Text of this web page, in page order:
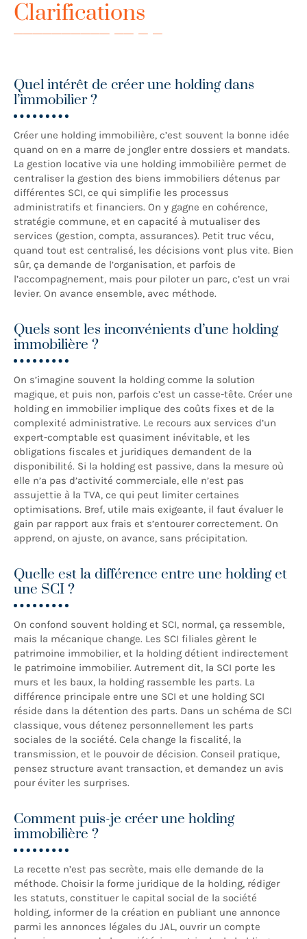
Clarifications
Quel intérêt de créer une holding dans
l’immobilier ?
Créer une holding immobilière, c’est souvent la bonne idée
quand on en a marre de jongler entre dossiers et mandats.
La gestion locative via une holding immobilière permet de
centraliser la gestion des biens immobiliers détenus par
différentes SCI, ce qui simplifie les processus
administratifs et financiers. On y gagne en cohérence,
stratégie commune, et en capacité à mutualiser des
services (gestion, compta, assurances). Petit truc vécu,
quand tout est centralisé, les décisions vont plus vite. Bien
sûr, ça demande de l’organisation, et parfois de
l’accompagnement, mais pour piloter un parc, c’est un vrai
levier. On avance ensemble, avec méthode.
Quels sont les inconvénients d’une holding
immobilière ?
On s’imagine souvent la holding comme la solution
magique, et puis non, parfois c’est un casse-tête. Créer une
holding en immobilier implique des coûts fixes et de la
complexité administrative. Le recours aux services d’un
expert-comptable est quasiment inévitable, et les
obligations fiscales et juridiques demandent de la
disponibilité. Si la holding est passive, dans la mesure où
elle n’a pas d’activité commerciale, elle n’est pas
assujettie à la TVA, ce qui peut limiter certaines
optimisations. Bref, utile mais exigeante, il faut évaluer le
gain par rapport aux frais et s’entourer correctement. On
apprend, on ajuste, on avance, sans précipitation.
Quelle est la différence entre une holding et
une SCI ?
On confond souvent holding et SCI, normal, ça ressemble,
mais la mécanique change. Les SCI filiales gèrent le
patrimoine immobilier, et la holding détient indirectement
le patrimoine immobilier. Autrement dit, la SCI porte les
murs et les baux, la holding rassemble les parts. La
différence principale entre une SCI et une holding SCI
réside dans la détention des parts. Dans un schéma de SCI
classique, vous détenez personnellement les parts
sociales de la société. Cela change la fiscalité, la
transmission, et le pouvoir de décision. Conseil pratique,
pensez structure avant transaction, et demandez un avis
pour éviter les surprises.
Comment puis-je créer une holding
immobilière ?
La recette n’est pas secrète, mais elle demande de la
méthode. Choisir la forme juridique de la holding, rédiger
les statuts, constituer le capital social de la société
holding, informer de la création en publiant une annonce
parmi les annonces légales du JAL, ouvrir un compte